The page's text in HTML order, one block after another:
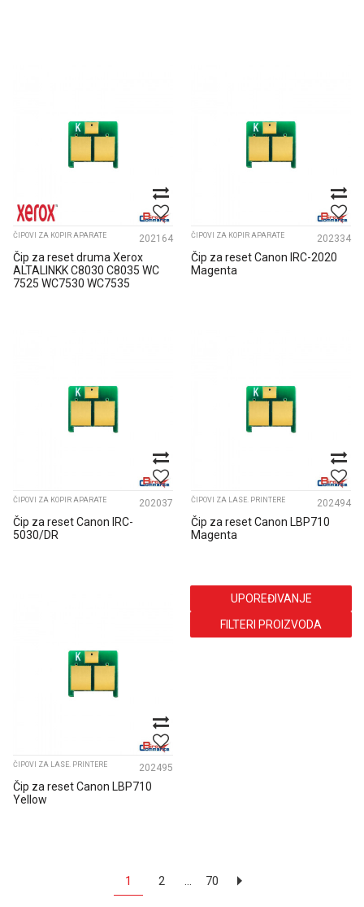
ČIPOVI ZA KOPIR APARATE 202164
Čip za reset druma Xerox
ALTALINKK C8030 C8035 WC
7525 WC7530 WC7535
ČIPOVI ZA KOPIR APARATE 202334
Čip za reset Canon IRC-2020
Magenta
ČIPOVI ZA KOPIR APARATE 202037
Čip za reset Canon IRC-
5030/DR
ČIPOVI ZA LASE. PRINTERE 202494
Čip za reset Canon LBP710
Magenta
ČIPOVI ZA LASE. PRINTERE 202495
Čip za reset Canon LBP710
Yellow
UPOREĐIVANJE
FILTERI PROIZVODA
1 2 70